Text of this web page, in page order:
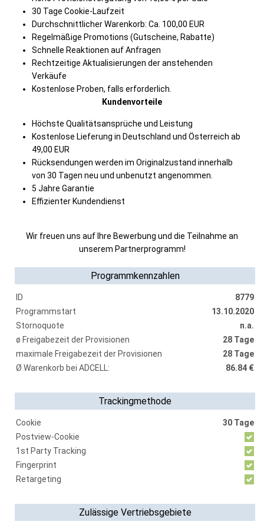
30 Tage Cookie-Laufzeit
Durchschnittlicher Warenkorb: Ca. 100,00 EUR
Regelmäßige Promotions (Gutscheine, Rabatte)
Schnelle Reaktionen auf Anfragen
Rechtzeitige Aktualisierungen der anstehenden
Verkäufe
Kostenlose Proben, falls erforderlich.
Kundenvorteile
Höchste Qualitätsansprüche und Leistung
Kostenlose Lieferung in Deutschland und Österreich ab
49,00 EUR
Rücksendungen werden im Originalzustand innerhalb
von 30 Tagen neu und unbenutzt angenommen.
5 Jahre Garantie
Effizienter Kundendienst
Wir freuen uns auf Ihre Bewerbung und die Teilnahme an
unserem Partnerprogramm!
Programmkennzahlen
ID
8779
Programmstart
13.10.2020
Stornoquote
n.a.
ø Freigabezeit der Provisionen
28 Tage
maximale Freigabezeit der Provisionen
28 Tage
Ø Warenkorb bei ADCELL:
86.84 €
Trackingmethode
Cookie
30 Tage
Postview-Cookie
1st Party Tracking
Fingerprint
Retargeting
Zulässige Vertriebsgebiete